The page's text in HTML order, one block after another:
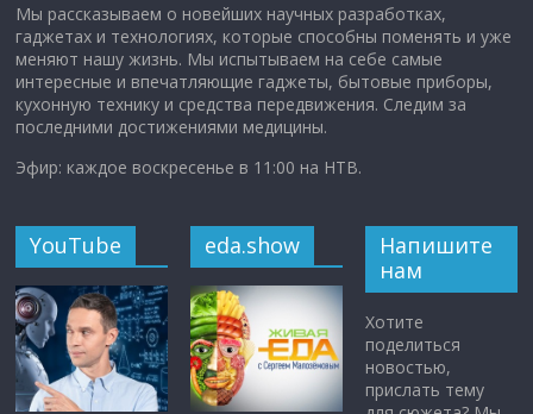
Мы рассказываем о новейших научных разработках,
гаджетах и технологиях, которые способны поменять и уже
меняют нашу жизнь. Мы испытываем на себе самые
интересные и впечатляющие гаджеты, бытовые приборы,
кухонную технику и средства передвижения. Следим за
последними достижениями медицины.
Эфир: каждое воскресенье в 11:00 на НТВ.
YouTube eda.show
Напишите
нам
Хотите
поделиться
новостью,
прислать тему